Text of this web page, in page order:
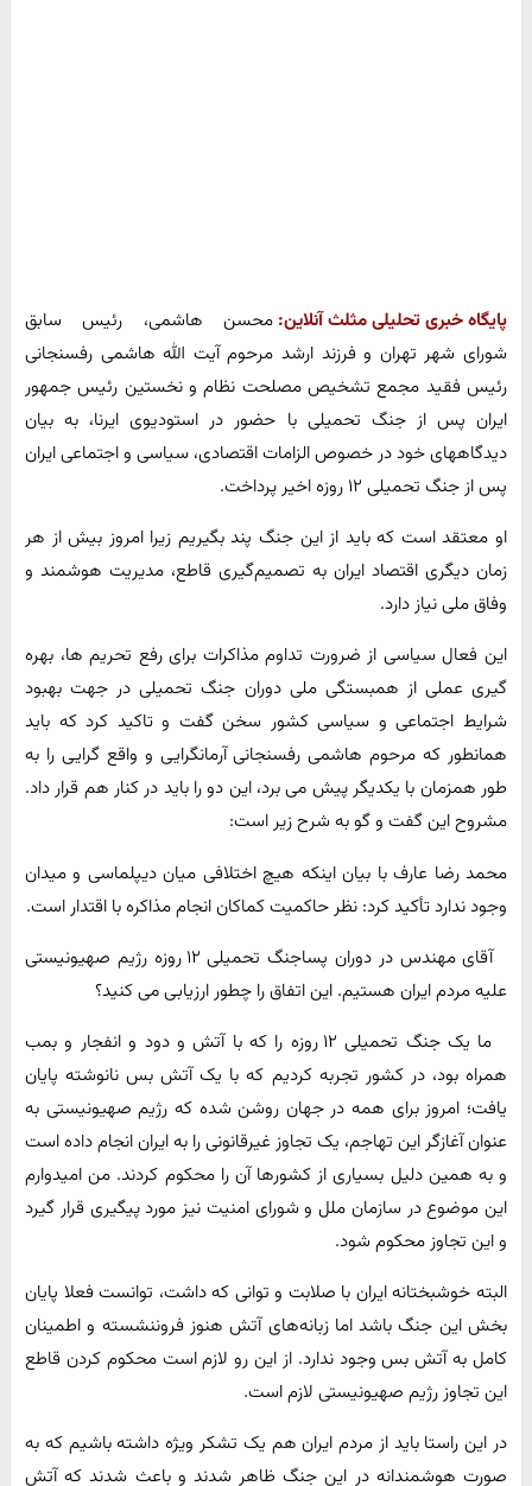
پایگاه خبری تحلیلی مثلث آنلاین: محسن هاشمی، رئیس سابق
شورای شهر تهران و فرزند ارشد مرحوم آیت الله هاشمی رفسنجانی
رئیس فقید مجمع تشخیص مصلحت نظام و نخستین رئیس جمهور
ایران پس از جنگ تحمیلی با حضور در استودیوی ایرنا، به بیان
دیدگاههای خود در خصوص الزامات اقتصادی، سیاسی و اجتماعی ایران
پس از جنگ تحمیلی ۱۲ روزه اخیر پرداخت.
او معتقد است که باید از این جنگ پند بگیریم زیرا امروز بیش از هر
زمان دیگری اقتصاد ایران به تصمیم‌گیری قاطع، مدیریت هوشمند و
وفاق ملی نیاز دارد.
این فعال سیاسی از ضرورت تداوم مذاکرات برای رفع تحریم ها، بهره
گیری عملی از همبستگی ملی دوران جنگ تحمیلی در جهت بهبود
شرایط اجتماعی و سیاسی کشور سخن گفت و تاکید کرد که باید
همانطور که مرحوم هاشمی رفسنجانی آرمانگرایی و واقع گرایی را به
طور همزمان با یکدیگر پیش می برد، این دو را باید در کنار هم قرار داد.
مشروح این گفت و گو به شرح زیر است:
محمد رضا عارف با بیان اینکه هیچ اختلافی میان دیپلماسی و میدان
وجود ندارد تأکید کرد: نظر حاکمیت کماکان انجام مذاکره با اقتدار است.
آقای مهندس در دوران پساجنگ تحمیلی ۱۲ روزه رژیم صهیونیستی
علیه مردم ایران هستیم. این اتفاق را چطور ارزیابی می کنید؟
ما یک جنگ تحمیلی ۱۲ روزه را که با آتش و دود و انفجار و بمب
همراه بود، در کشور تجربه کردیم که با یک آتش بس نانوشته پایان
یافت؛ امروز برای همه در جهان روشن شده که رژیم صهیونیستی به
عنوان آغازگر این تهاجم، یک تجاوز غیرقانونی را به ایران انجام داده است
و به همین دلیل بسیاری از کشورها آن را محکوم کردند. من امیدوارم
این موضوع در سازمان ملل و شورای امنیت نیز مورد پیگیری قرار گیرد
و این تجاوز محکوم شود.
البته خوشبختانه ایران با صلابت و توانی که داشت، توانست فعلا پایان
بخش این جنگ باشد اما زبانه‌های آتش هنوز فروننشسته و اطمینان
کامل به آتش بس وجود ندارد. از این رو لازم است محکوم کردن قاطع
این تجاوز رژیم صهیونیستی لازم است.
در این راستا باید از مردم ایران هم یک تشکر ویژه داشته باشیم که به
صورت هوشمندانه در این جنگ ظاهر شدند و باعث شدند که آتش